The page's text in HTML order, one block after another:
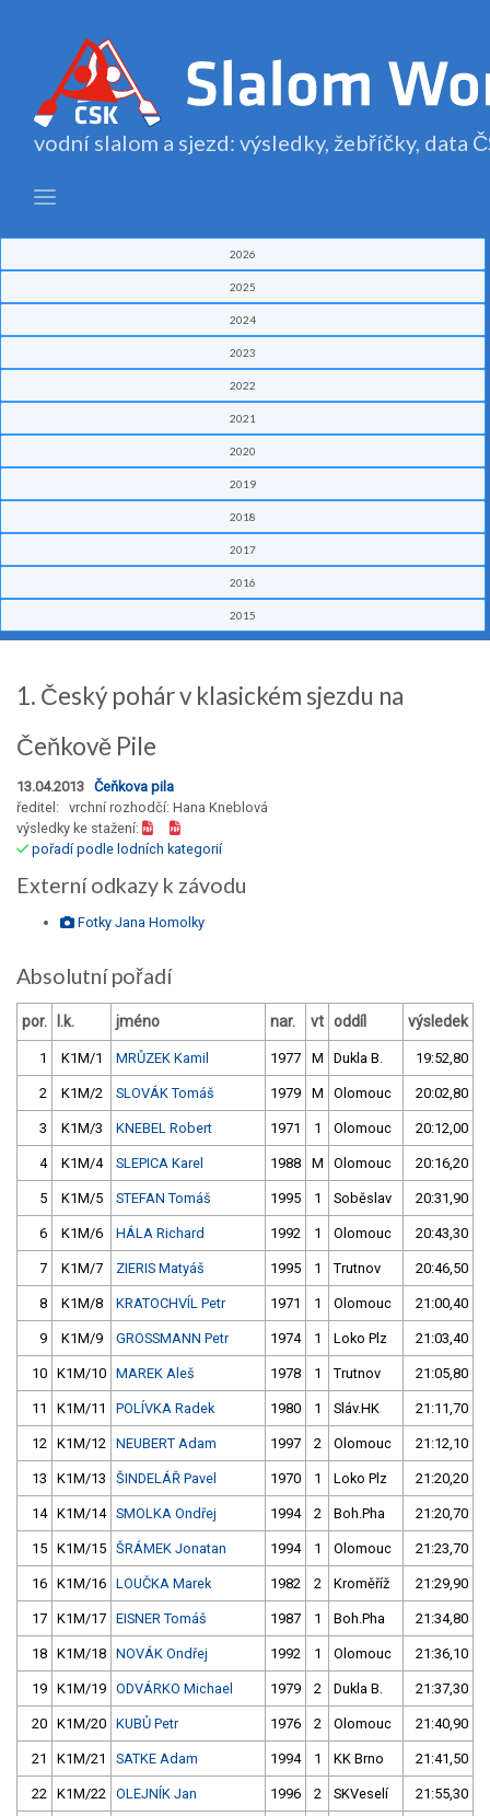
vodní slalom a sjezd: výsledky, žebříčky, data
2026
2025
2024
2023
2022
2021
2020
2019
2018
2017
2016
2015
1. Český pohár v klasickém sjezdu na
Čeňkově Pile
13.04.2013 Čeňkova pila
ředitel: vrchní rozhodčí: Hana Kneblová
výsledky ke stažení:
pořadí podle lodních kategorií
Externí odkazy k závodu
Fotky Jana Homolky
Absolutní pořadí
por. l.k. jméno nar. vt oddíl výsledek
1 K1M/1 MRŮZEK Kamil 1977 M Dukla B. 19:52,80
2 K1M/2 SLOVÁK Tomáš 1979 M Olomouc 20:02,80
3 K1M/3 KNEBEL Robert 1971 1 Olomouc 20:12,00
4 K1M/4 SLEPICA Karel 1988 M Olomouc 20:16,20
5 K1M/5 STEFAN Tomáš 1995 1 Soběslav 20:31,90
6 K1M/6 HÁLA Richard 1992 1 Olomouc 20:43,30
7 K1M/7 ZIERIS Matyáš 1995 1 Trutnov 20:46,50
8 K1M/8 KRATOCHVÍL Petr 1971 1 Olomouc 21:00,40
9 K1M/9 GROSSMANN Petr 1974 1 Loko Plz 21:03,40
10 K1M/10 MAREK Aleš 1978 1 Trutnov 21:05,80
11 K1M/11 POLÍVKA Radek 1980 1 Sláv.HK 21:11,70
12 K1M/12 NEUBERT Adam 1997 2 Olomouc 21:12,10
13 K1M/13 ŠINDELÁŘ Pavel 1970 1 Loko Plz 21:20,20
14 K1M/14 SMOLKA Ondřej 1994 2 Boh.Pha 21:20,70
15 K1M/15 ŠRÁMEK Jonatan 1994 1 Olomouc 21:23,70
16 K1M/16 LOUČKA Marek 1982 2 Kroměříž 21:29,90
17 K1M/17 EISNER Tomáš 1987 1 Boh.Pha 21:34,80
18 K1M/18 NOVÁK Ondřej 1992 1 Olomouc 21:36,10
19 K1M/19 ODVÁRKO Michael 1979 2 Dukla B. 21:37,30
20 K1M/20 KUBŮ Petr 1976 2 Olomouc 21:40,90
21 K1M/21 SATKE Adam 1994 1 KK Brno 21:41,50
22 K1M/22 OLEJNÍK Jan 1996 2 SKVeselí 21:55,30